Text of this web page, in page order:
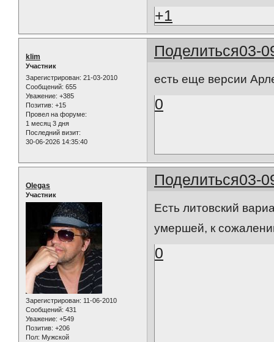
+1
Поделиться03-
klim
Участник
Зарегистрирован: 21-03-2010
Сообщений: 655
Уважение: +385
Позитив: +15
Провел на форуме:
1 месяц 3 дня
Последний визит:
30-06-2026 14:35:40
есть еще версии
0
Поделиться03-
Olegas
Участник
Зарегистрирован: 11-06-2010
Сообщений: 431
Уважение: +549
Позитив: +206
Пол: Мужской
Есть литовский
умершей, к
0